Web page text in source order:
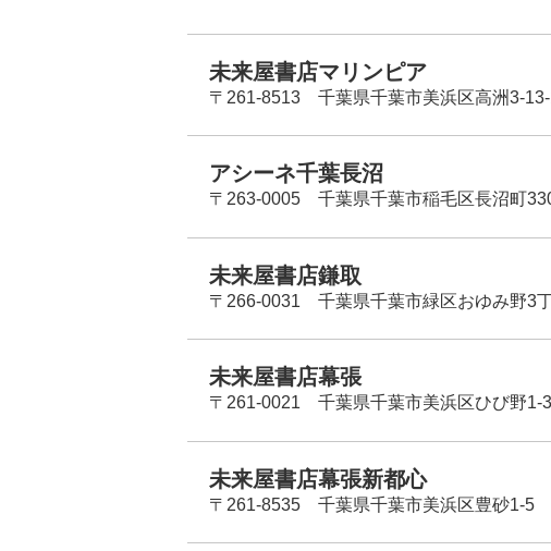
未来屋書店マリンピア
〒261-8513 千葉県千葉市美浜区高洲3-
アシーネ千葉長沼
〒263-0005 千葉県千葉市稲毛区長沼町
未来屋書店鎌取
〒266-0031 千葉県千葉市緑区おゆみ野3
未来屋書店幕張
〒261-0021 千葉県千葉市美浜区ひび野1-
未来屋書店幕張新都心
〒261-8535 千葉県千葉市美浜区豊砂1-5